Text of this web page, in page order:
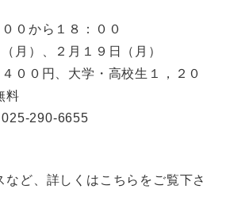
０から１８：００
月）、２月１９日（月）
００円、大学・高校生１，２０
料
290-6655
ど、詳しくはこちらをご覧下さ